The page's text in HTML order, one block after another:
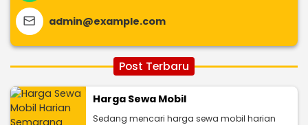
admin@example.com
Post Terbaru
Harga Sewa Mobil
Sedang mencari harga sewa mobil harian